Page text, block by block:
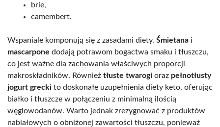
brie,
camembert.
Wspaniale komponują się z zasadami diety. Śmietana i
mascarpone dodają potrawom bogactwa smaku i tłuszczu,
co jest ważne dla zachowania właściwych proporcji
makroskładników. Również tłuste twarogi oraz pełnotłusty
jogurt grecki to doskonałe uzupełnienia diety keto, oferując
białko i tłuszcze w połączeniu z minimalną ilością
węglowodanów. Warto jednak zrezygnować z produktów
nabiałowych o obniżonej zawartości tłuszczu, ponieważ